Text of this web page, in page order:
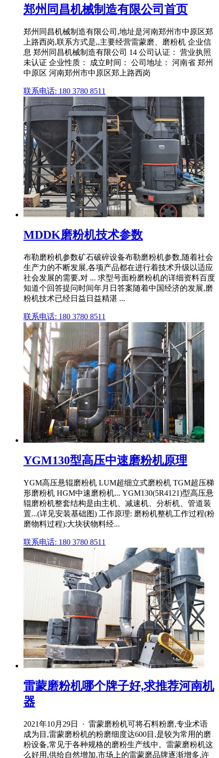
郑州同昌机械制造有限公司首页
郑州同昌机械制造有限公司,地址是河南郑州市中原区郑
上路西岗,联系方式是,,主要经营雷蒙磨、磨粉机 企业信
息 郑州同昌机械制造有限公司 14 公司认证： 营业执照
未认证 企业性质： 成立时间： 公司地址： 河南省 郑州
中原区 河南郑州市中原区郑上路西岗
联系电话: 180 3780 8511
MDDK磨粉机技术参数
布勒磨粉机参数矿石破碎设备布勒磨粉机参数,随着社会
生产力的不断发展,各项产品都在进行着技术升级以适应
社会发展的需要,对 ... 求型号面粉磨粉机的详细资料百度
知道个回答提问时间年月日答案随着中国经济的发展,磨
粉机技术已经日益日益精湛 ...
联系电话: 180 3780 8511
YGM130型高压中速磨粉机原理
YGM高压悬辊磨粉机 LUM超细立式磨粉机 TGM超压梯
形磨粉机 HGM中速磨粉机... YGM130(5R4121)型高压悬
辊磨粉机整套结构是由主机、减速机、分析机、管道装
置...(详见安装基础图) 工作原理: 磨粉机整机工作过程(粉
磨物料过程):大块状物料经...
联系电话: 180 3780 8511
雷蒙磨粉机哪个牌子好,求推荐河南机
器
2021年10月29日 · 雷蒙磨粉机可将石料粉磨,专业术语
成为目,雷蒙磨粉机的粉磨细度达600目,是较为常用的磨
粉设备,常见于各种规格的磨粉生产线中。雷蒙磨粉机这
么好用,供给自然增加,市场上的雷蒙磨品牌逐渐增多,许